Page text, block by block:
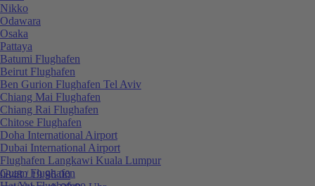
0848 / 19 96 00
Nikko
Odawara
Osaka
Pattaya
Batumi Flughafen
Beirut Flughafen
Ben Gurion Flughafen Tel Aviv
Chiang Mai Flughafen
Chiang Rai Flughafen
Chitose Flughafen
Doha International Airport
Dubai International Airport
Flughafen Langkawi Kuala Lumpur
Guam Flughafen